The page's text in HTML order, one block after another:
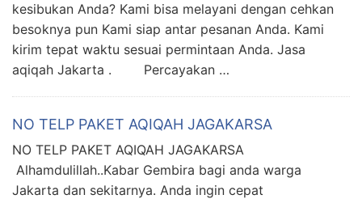
kesibukan Anda? Kami bisa melayani dengan cehkan
besoknya pun Kami siap antar pesanan Anda. Kami
kirim tepat waktu sesuai permintaan Anda. Jasa
aqiqah Jakarta . Percayakan …
NO TELP PAKET AQIQAH JAGAKARSA
NO TELP PAKET AQIQAH JAGAKARSA
Alhamdulillah..Kabar Gembira bagi anda warga
Jakarta dan sekitarnya. Anda ingin cepat